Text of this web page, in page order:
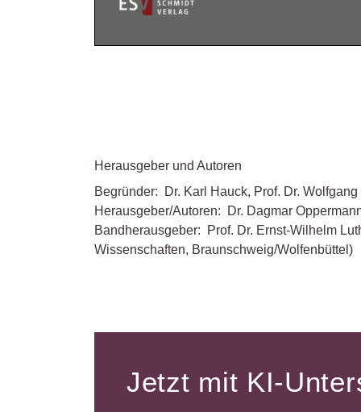
Herausgeber und Autoren
Begründer:
Dr. Karl Hauck, Prof. Dr. Wolfgang
Herausgeber/Autoren:
Dr. Dagmar
Bandherausgeber:
Prof. Dr. Ernst-Wilhelm
Wissenschaften, Braunschweig/Wolfenbüttel)
Jetzt mit KI-